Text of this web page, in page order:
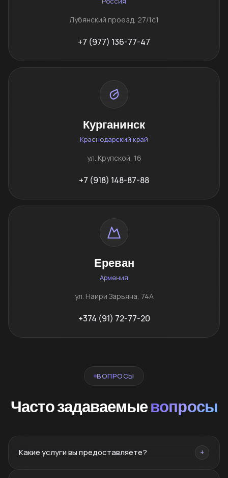
Лубянский проезд, 27/1с1
+7 (977) 136-77-47
Курганинск
Краснодарский край
ул. Крупской, 16
+7 (918) 148-87-88
Ереван
Армения
ул. Наири Зарьяна, 74А
+374 (91) 72-77-20
ВОПРОСЫ
Часто задаваемыевопросы
Какие услуги вы предоставляете? +